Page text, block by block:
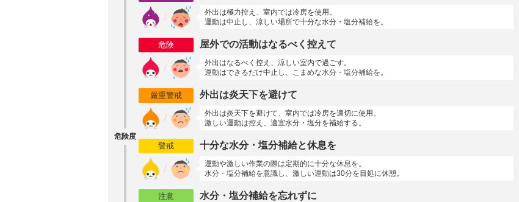
危険度
外出は極力控え、室内では冷房を使用。
運動は中止し、涼しい場所で十分な水分・塩分補給を。
危険 屋外での活動はなるべく控えて
外出はなるべく控え、涼しい室内で過ごす。
運動はできるだけ中止し、こまめな水分・塩分補給を。
厳重警戒 外出は炎天下を避けて
外出は炎天下を避けて、室内では冷房を適切に使用。
激しい運動は控え、適宜水分・塩分を補給する。
警戒 十分な水分・塩分補給と休息を
運動や激しい作業の際は定期的に十分な休息を。
水分・塩分補給を意識し、激しい運動は30分を目処に休憩。
注意 水分・塩分補給を忘れずに